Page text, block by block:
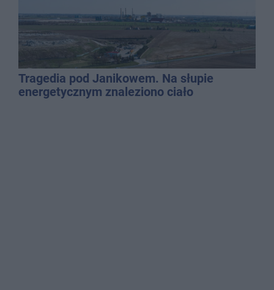
Tragedia pod Janikowem. Na słupie
energetycznym znaleziono ciało